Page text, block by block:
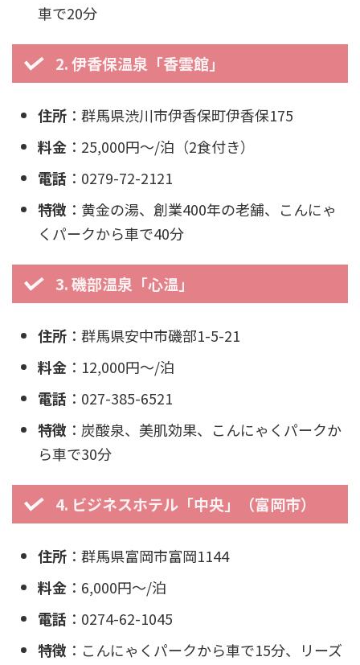
車で20分
2. 伊香保温泉「香雲館」
住所 ：群馬県渋川市伊香保町伊香保175
料金 ：25,000円〜/泊（2食付き）
電話 ：0279-72-2121
特徴 ：黄金の湯、創業400年の老舗、こんにゃ
くパークから車で40分
3. 磯部温泉「心温」
住所 ：群馬県安中市磯部1-5-21
料金 ：12,000円〜/泊
電話 ：027-385-6521
特徴 ：炭酸泉、美肌効果、こんにゃくパークか
ら車で30分
4. ビジネスホテル「中央」（富岡市）
住所 ：群馬県富岡市富岡1144
料金 ：6,000円〜/泊
電話 ：0274-62-1045
特徴 ：こんにゃくパークから車で15分、リーズ